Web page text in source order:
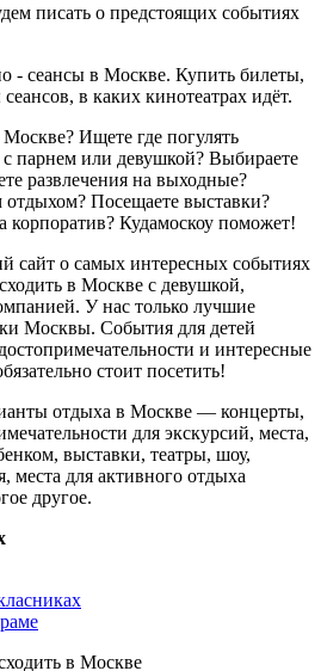
писать о предстоящих событиях
- сеансы в Москве. Купить билеты,
в каких кинотеатрах идёт.
Ищете где погулять
с парнем или девушкой? Выбираете
развлечения на выходные?
отдыхом? Посещаете выставки?
корпоратив? Кудамоскоу поможет!
сайт о самых интересных событиях
в Москве с девушкой,
У нас только лучшие
Москвы. События для детей
и интересные
стоит посетить!
отдыха в Москве — концерты,
для экскурсий, места,
выставки, театры, шоу,
места для активного отдыха
другое.
в Москве